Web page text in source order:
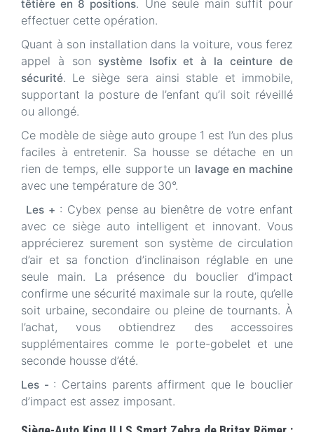
têtière en 8 positions. Une seule main suffit pour
effectuer cette opération.
Quant à son installation dans la voiture, vous ferez
appel à son système Isofix et à la ceinture de
sécurité. Le siège sera ainsi stable et immobile,
supportant la posture de l’enfant qu’il soit réveillé
ou allongé.
Ce modèle de siège auto groupe 1 est l’un des plus
faciles à entretenir. Sa housse se détache en un
rien de temps, elle supporte un lavage en machine
avec une température de 30°.
Les + : Cybex pense au bienêtre de votre enfant
avec ce siège auto intelligent et innovant. Vous
apprécierez surement son système de circulation
d’air et sa fonction d’inclinaison réglable en une
seule main. La présence du bouclier d’impact
confirme une sécurité maximale sur la route, qu’elle
soit urbaine, secondaire ou pleine de tournants. À
l’achat, vous obtiendrez des accessoires
supplémentaires comme le porte-gobelet et une
seconde housse d’été.
Les - : Certains parents affirment que le bouclier
d’impact est assez imposant.